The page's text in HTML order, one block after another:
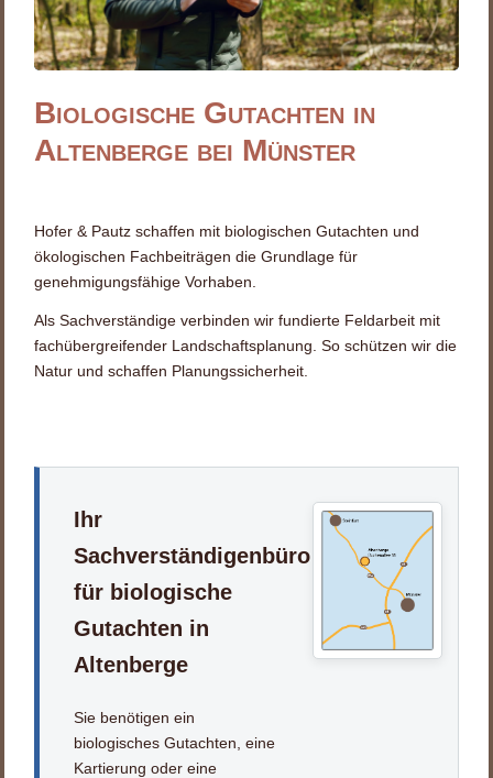
Biologische Gutachten in
Altenberge bei Münster
Hofer & Pautz schaffen mit biologischen Gutachten und
ökologischen Fachbeiträgen die Grundlage für
genehmigungsfähige Vorhaben.
Als Sachverständige verbinden wir fundierte Feldarbeit mit
fachübergreifender Landschaftsplanung. So schützen wir die
Natur und schaffen Planungssicherheit.
Ihr
Sachverständigenbüro
für biologische
Gutachten in
Altenberge
Sie benötigen ein
biologisches Gutachten, eine
Kartierung oder eine